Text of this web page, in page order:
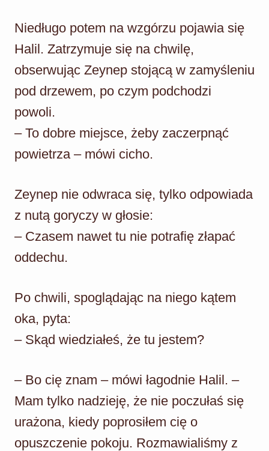
Niedługo potem na wzgórzu pojawia się
Halil. Zatrzymuje się na chwilę,
obserwując Zeynep stojącą w zamyśleniu
pod drzewem, po czym podchodzi
powoli.
– To dobre miejsce, żeby zaczerpnąć
powietrza – mówi cicho.
Zeynep nie odwraca się, tylko odpowiada
z nutą goryczy w głosie:
– Czasem nawet tu nie potrafię złapać
oddechu.
Po chwili, spoglądając na niego kątem
oka, pyta:
– Skąd wiedziałeś, że tu jestem?
– Bo cię znam – mówi łagodnie Halil. –
Mam tylko nadzieję, że nie poczułaś się
urażona, kiedy poprosiłem cię o
opuszczenie pokoju. Rozmawialiśmy z